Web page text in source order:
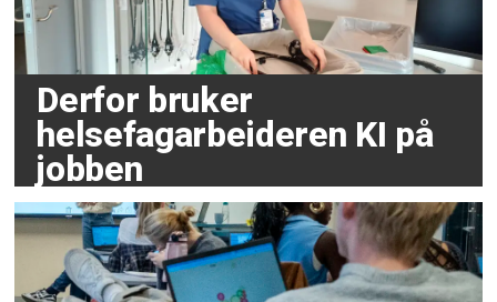
Derfor bruker
helsefagarbeideren KI på
jobben